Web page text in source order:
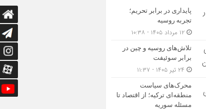
پایداری در برابر تحریم؛
تجربه روسیه
تلاش‌های روسیه و چین در
برابر سوئیفت
محرک‌های سیاست
منطقه‌‎ای ترکیه؛ از اقتصاد تا
مسئله سوریه